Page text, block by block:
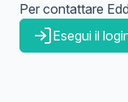
Per contattare
Esegui il